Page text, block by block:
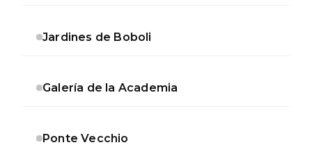
Jardines de Boboli
Galería de la Academia
Ponte Vecchio